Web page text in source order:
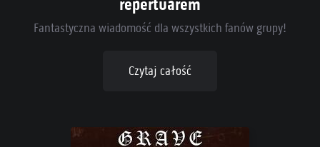
repertuarem
Fantastyczna wiadomość dla wszystkich fanów grupy!
Czytaj całość